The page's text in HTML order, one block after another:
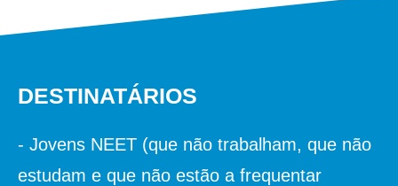
DESTINATÁRIOS
‑ Jovens NEET (que não trabalham, que não
estudam e que não estão a frequentar